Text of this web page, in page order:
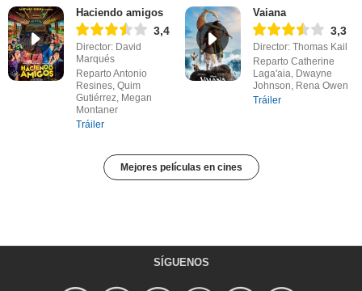
Haciendo amigos
3,4
Director: David
Marqués
Reparto Antonio
Resines, Quim
Gutiérrez, Megan
Montaner
Tráiler
Vaiana
3,3
Director: Thomas Kail
Reparto Catherine
Laga'aia, Dwayne
Johnson, Rena Owen
Tráiler
Mejores películas en cines
SÍGUENOS